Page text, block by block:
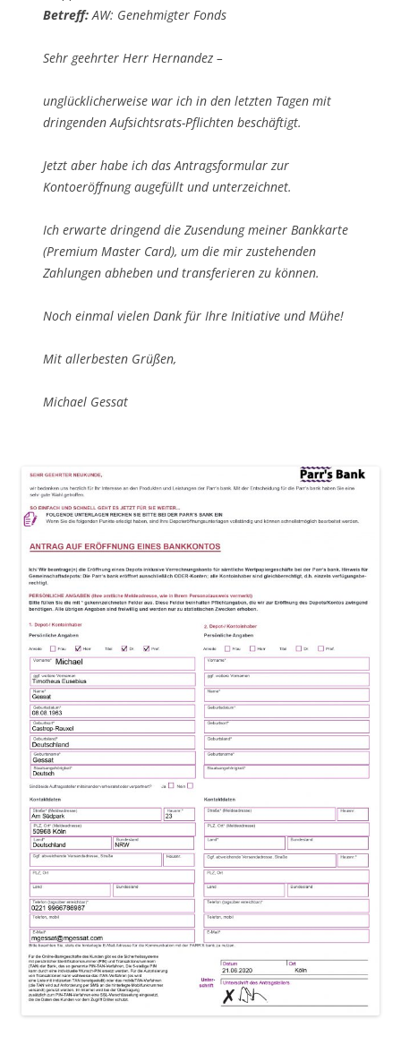
Betreff: AW: Genehmigter Fonds
Sehr geehrter Herr Hernandez –
unglücklicherweise war ich in den letzten Tagen mit
dringenden Aufsichtsrats-Pflichten beschäftigt.
Jetzt aber habe ich das Antragsformular zur
Kontoeröffnung augefüllt und unterzeichnet.
Ich erwarte dringend die Zusendung meiner Bankkarte
(Premium Master Card), um die mir zustehenden
Zahlungen abheben und transferieren zu können.
Noch einmal vielen Dank für Ihre Initiative und Mühe!
Mit allerbesten Grüßen,
Michael Gessat